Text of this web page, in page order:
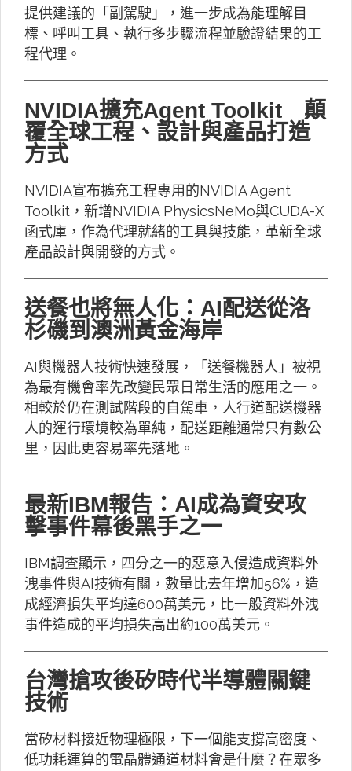
提供建議的「副駕駛」，進一步成為能理解目
標、呼叫工具、執行多步驟流程並驗證結果的工
程代理。
NVIDIA擴充Agent Toolkit 顛
覆全球工程、設計與產品打造
方式
NVIDIA宣布擴充工程專用的NVIDIA Agent
Toolkit，新增NVIDIA PhysicsNeMo與CUDA-X
函式庫，作為代理就緒的工具與技能，革新全球
產品設計與開發的方式。
送餐也將無人化：AI配送從洛
杉磯到澳洲黃金海岸
AI與機器人技術快速發展，「送餐機器人」被視
為最有機會率先改變民眾日常生活的應用之一。
相較於仍在測試階段的自駕車，人行道配送機器
人的運行環境較為單純，配送距離通常只有數公
里，因此更容易率先落地。
最新IBM報告：AI成為資安攻
擊事件幕後黑手之一
IBM調查顯示，四分之一的惡意入侵造成資料外
洩事件與AI技術有關，數量比去年增加56%，造
成經濟損失平均達600萬美元，比一般資料外洩
事件造成的平均損失高出約100萬美元。
台灣搶攻後矽時代半導體關鍵
技術
當矽材料接近物理極限，下一個能支撐高密度、
低功耗運算的電晶體通道材料會是什麼？在眾多